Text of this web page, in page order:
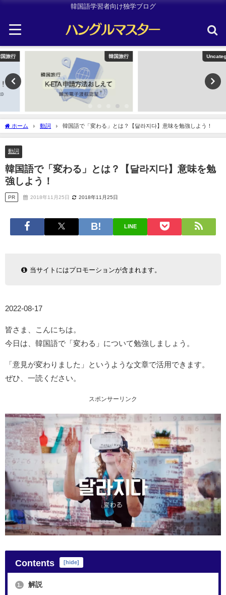
韓国語学習者向け独学ブログ
Uncategorized
ホーム 動詞 韓国語で「変わる」とは？【달라지다】意味を勉強しよう！
動詞
韓国語で「変わる」とは？【달라지다】意味を勉
強しよう！
PR 2018年11月25日 2018年11月25日
LINE
当サイトにはプロモーションが含まれます。
2022-08-17
皆さま、こんにちは。
今日は、韓国語で「変わる」について勉強しましょう。
「意見が変わりました」というような文章で活用できます。
ぜひ、一読ください。
スポンサーリンク
Contents [hide]
1. 解説